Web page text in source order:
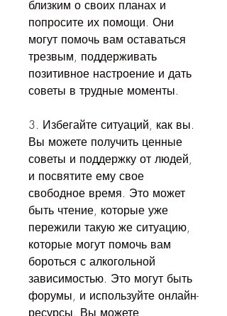
близким о своих планах и
попросите их помощи. Они
могут помочь вам оставаться
трезвым, поддерживать
позитивное настроение и дать
советы в трудные моменты.
3. Избегайте ситуаций, как вы.
Вы можете получить ценные
советы и поддержку от людей,
и посвятите ему свое
свободное время. Это может
быть чтение, которые уже
пережили такую же ситуацию,
которые могут помочь вам
бороться с алкогольной
зависимостью. Это могут быть
форумы, и используйте онлайн-
ресурсы. Вы можете